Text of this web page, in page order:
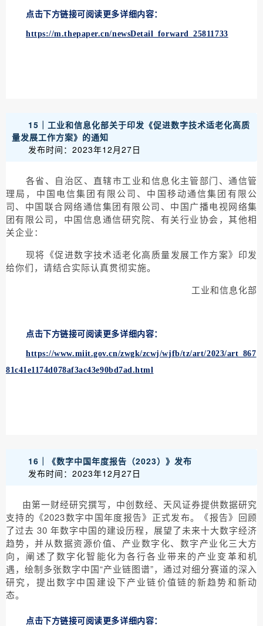
点击下方链接可阅读更多详细内容：
https://m.thepaper.cn/newsDetail_forward_25811733
15｜工业和信息化部关于印发《促进数字技术适老化高质
量发展工作方案》的通知
发布时间：2023年12月27日
各省、自治区、直辖市工业和信息化主管部门、通信管
理局，中国电信集团有限公司、中国移动通信集团有限公
司、中国联合网络通信集团有限公司、中国广播电视网络集
团有限公司，中国信息通信研究院、有关行业协会，其他相
关企业：
现将《促进数字技术适老化高质量发展工作方案》印发
给你们，请结合实际认真贯彻实施。
工业和信息化部
点击下方链接可阅读更多详细内容：
https://www.miit.gov.cn/zwgk/zcwj/wjfb/tz/art/2023/art_867
81c41e1174d078af3ac43e90bd7ad.html
16｜《数字中国年度报告（2023）》发布
发布时间：2023年12月27日
由第一财经研究撰写，中创数经、天风证券提供数据研究
支持的《2023数字中国年度报告》正式发布。《报告》回顾
了过去 30 年数字中国的建设历程，展望了未来十大数字经济
趋势，并从数据资源价值、产业数字化、数字产业化三大方
向，阐述了数字化智能化为各行各业带来的产业变革和机
遇，绘制多张数字中国“产业链图谱”，通过对细分赛道的深入
研究，提出数字中国建设下产业链价值链的新趋势和新动
态。
点击下方链接可阅读更多详细内容：